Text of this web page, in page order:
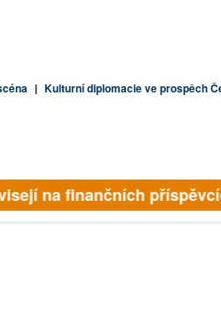
| Kulturní diplomacie ve prospěch
na finančních